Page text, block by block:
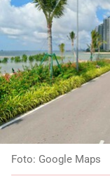
Foto: Google Maps